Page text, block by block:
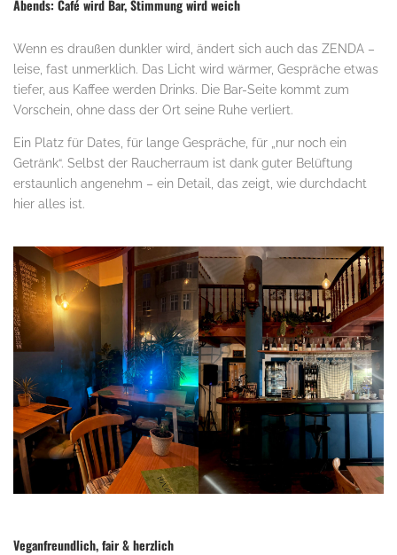
Abends: Café wird Bar, Stimmung wird weich
Wenn es draußen dunkler wird, ändert sich auch das ZENDA –
leise, fast unmerklich. Das Licht wird wärmer, Gespräche etwas
tiefer, aus Kaffee werden Drinks. Die Bar-Seite kommt zum
Vorschein, ohne dass der Ort seine Ruhe verliert.
Ein Platz für Dates, für lange Gespräche, für „nur noch ein
Getränk“. Selbst der Raucherraum ist dank guter Belüftung
erstaunlich angenehm – ein Detail, das zeigt, wie durchdacht
hier alles ist.
Veganfreundlich, fair & herzlich